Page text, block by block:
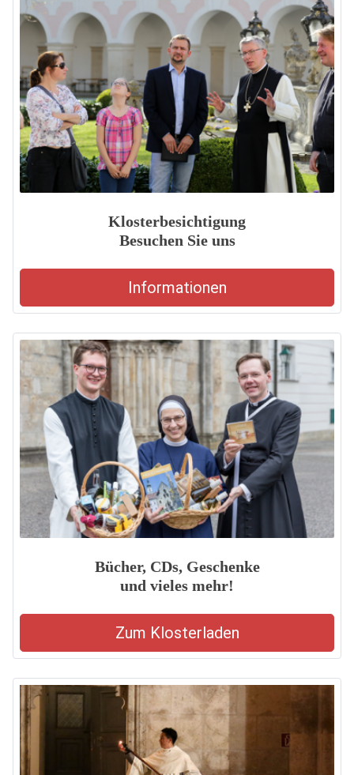
Klosterbesichtigung
Besuchen Sie uns
Informationen
Bücher, CDs, Geschenke
und vieles mehr!
Zum Klosterladen